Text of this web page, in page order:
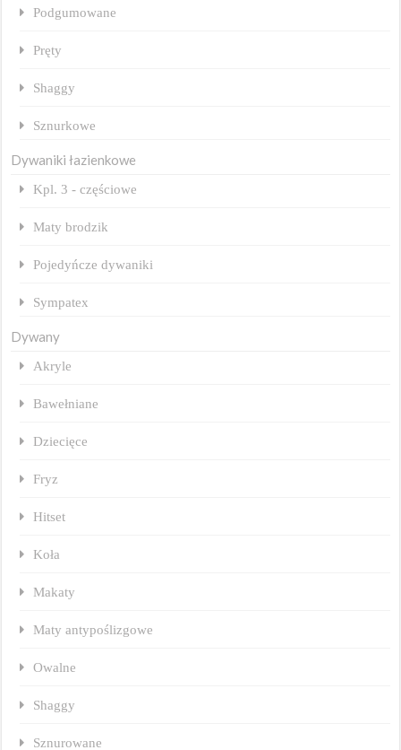
Podgumowane
Pręty
Shaggy
Sznurkowe
Dywaniki łazienkowe
Kpl. 3 - częściowe
Maty brodzik
Pojedyńcze dywaniki
Sympatex
Dywany
Akryle
Bawełniane
Dziecięce
Fryz
Hitset
Koła
Makaty
Maty antypoślizgowe
Owalne
Shaggy
Sznurowane